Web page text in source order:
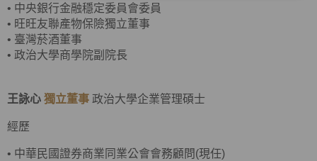
• 中央銀行金融穩定委員會委員
• 旺旺友聯產物保險獨立董事
• 臺灣菸酒董事
• 政治大學商學院副院長
王詠心 獨立董事 政治大學企業管理碩士
經歷
• 中華民國證券商業同業公會會務顧問(現任)